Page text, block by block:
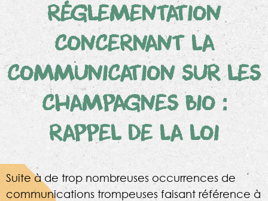
RÉGLEMENTATION
CONCERNANT LA
COMMUNICATION SUR LES
CHAMPAGNES BIO :
RAPPEL DE LA LOI
Suite à de trop nombreuses occurrences de
communications trompeuses faisant référence à